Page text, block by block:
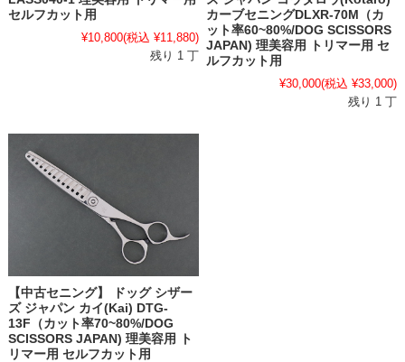
セルフカット用
¥10,800(税込 ¥11,880)
残り 1 丁
カーブセニングDLXR-70M（カ
ット率60~80%/DOG SCISSORS
JAPAN) 理美容用 トリマー用 セ
ルフカット用
¥30,000(税込 ¥33,000)
残り 1 丁
【中古セニング】 ドッグ シザー
ズ ジャパン カイ(Kai) DTG-
13F（カット率70~80%/DOG
SCISSORS JAPAN) 理美容用 ト
リマー用 セルフカット用